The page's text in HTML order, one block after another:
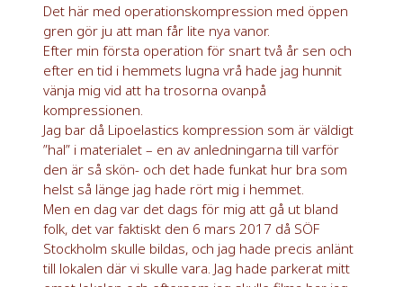
Det här med operationskompression med öppen
gren gör ju att man får lite nya vanor.
Efter min första operation för snart två år sen och
efter en tid i hemmets lugna vrå hade jag hunnit
vänja mig vid att ha trosorna ovanpå
kompressionen.
Jag bar då Lipoelastics kompression som är väldigt
”hal” i materialet – en av anledningarna till varför
den är så skön- och det hade funkat hur bra som
helst så länge jag hade rört mig i hemmet.
Men en dag var det dags för mig att gå ut bland
folk, det var faktiskt den 6 mars 2017 då SÖF
Stockholm skulle bildas, och jag hade precis anlänt
till lokalen där vi skulle vara. Jag hade parkerat mitt